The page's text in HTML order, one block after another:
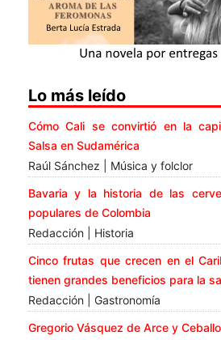
Lo más leído
Cómo Cali se convirtió en la
Salsa en Sudamérica
Raúl Sánchez | Música y folclor
Bavaria y la historia de las
populares de Colombia
Redacción | Historia
Cinco frutas que crecen en el
tienen grandes beneficios para la
Redacción | Gastronomía
Gregorio Vásquez de Arce y